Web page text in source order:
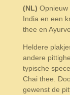
(NL)
India en een
thee en
Heldere
andere
typische
Chai thee.
gewenst de